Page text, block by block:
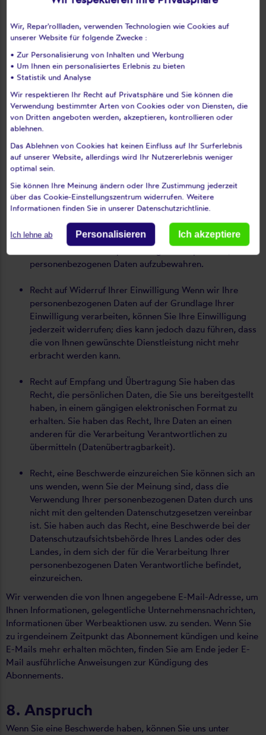
Sie gespeicherten personenbezogenen Daten
anzufordern, und Sie können sich jederzeit mit uns in
Verbindung setzen, um die über Sie gespeicherten
personenbezogenen Daten zu berichtigen oder zu
ergänzen.
Recht auf Einspruch und Verjährung Sie haben das Recht,
der Verwendung Ihrer personenbezogenen Daten durch
uns zu Marketingzwecken jederzeit zu widersprechen.
Unter bestimmten Umständen können Sie auch die
Verwendung Ihrer personenbezogenen Daten durch uns
einschränken, z. B. wenn wir auf Ihren Wunsch hin
Maßnahmen zur Korrektur unrichtiger Daten ergreifen.
Recht auf Löschung Wir löschen auf Wunsch Ihre
personenbezogenen Daten, sofern nicht geltende
Gesetze und Vorschriften sowie unseren eigenen
personenbezogenen Daten aufzubewahren.
Recht auf Widerruf Ihrer Einwilligung Wenn wir Ihre
personenbezogenen Daten auf der Grundlage Ihrer
Einwilligung verarbeiten, können Sie Ihre Einwilligung
jederzeit widerrufen; dies kann jedoch dazu führen, dass
die von Ihnen gewünschte Dienstleistung nicht mehr
erbracht werden kann.
Recht auf Empfang und Übertragung Sie haben das
Recht, die persönlichen Daten, die Sie uns bereitgestellt
haben, in einem gängigen elektronischen Format zu
erhalten. Sie haben das Recht, Ihre Daten an einen
anderen für die Verarbeitung Verantwortlichen zu
übermitteln (Datenübertragbarkeit).
Recht, eine Beschwerde einzureichen Sie können sich an
uns wenden, wenn Sie der Meinung sind, dass die
Verwendung Ihrer personenbezogenen Daten durch uns
nicht mit den geltenden Datenschutzgesetzen vereinbar
ist. Sie haben auch das Recht, eine Beschwerde bei der
Datenschutzaufsichtsbehörde Ihres Landes oder des
Landes, in dem sich der für die Verarbeitung Ihrer
personenbezogenen Daten Verantwortliche befindet,
einzureichen.
Wir verwenden die von Ihnen angegebene E-Mail-Adresse, um
Ihnen Informationen, gelegentliche Unternehmensnachrichten,
Informationen über Werbeaktionen usw. zu senden. Wenn Sie
zu irgendeinem Zeitpunkt das Abonnement kündigen und keine
E-Mails mehr erhalten möchten, finden Sie am Ende jeder E-
Mail ausführliche Anweisungen zur Kündigung des
Abonnements.
8. Anspruch
Wenn Sie eine Beschwerde haben, können Sie uns unter
Wir, Repar'rollladen, verwenden Technologien wie Cookies auf
unserer Website für folgende Zwecke :
• Zur Personalisierung von Inhalten und Werbung
• Um Ihnen ein personalisiertes Erlebnis zu bieten
• Statistik und Analyse
Wir respektieren Ihr Recht auf Privatsphäre und Sie können die
Verwendung bestimmter Arten von Cookies oder von Diensten, die
von Dritten angeboten werden, akzeptieren, kontrollieren oder
ablehnen.
Das Ablehnen von Cookies hat keinen Einfluss auf Ihr Surferlebnis
auf unserer Website, allerdings wird Ihr Nutzererlebnis weniger
optimal sein.
Sie können Ihre Meinung ändern oder Ihre Zustimmung jederzeit
über das Cookie-Einstellungszentrum widerrufen. Weitere
Informationen finden Sie in unserer Datenschutzrichtlinie.
Ich lehne ab Personalisieren Ich akzeptiere